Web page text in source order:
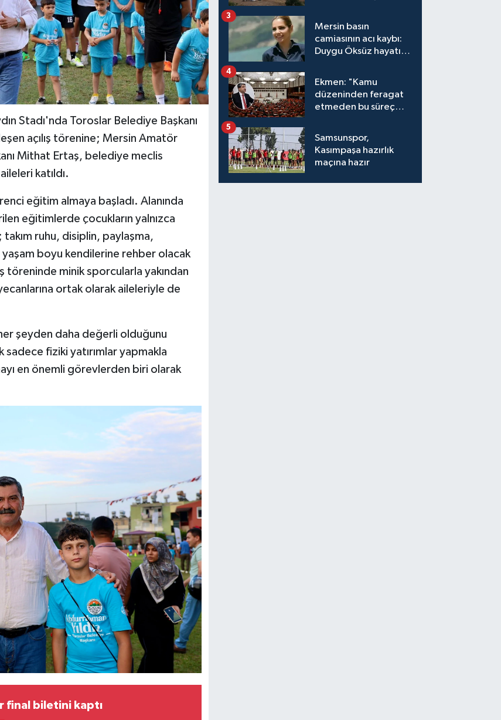
Stadı'nda Toroslar Belediye Başkanı
açılış törenine; Mersin Amatör
Mithat Ertaş, belediye meclis
katıldı.
eğitim almaya başladı. Alanında
eğitimlerde çocukların yalnızca
ruhu, disiplin, paylaşma,
yaşam boyu kendilerine rehber olacak
töreninde minik sporcularla yakından
ortak olarak aileleriyle de
şeyden daha değerli olduğunu
sadece fiziki yatırımlar yapmakla
en önemli görevlerden biri olarak
final biletini kaptı
Mersin basın
camiasının acı kaybı:
Duygu Öksüz hayatını
3
Ekmen: "Kamu
düzeninden feragat
etmeden bu süreç
4
Samsunspor,
Kasımpaşa hazırlık
maçına hazır
5